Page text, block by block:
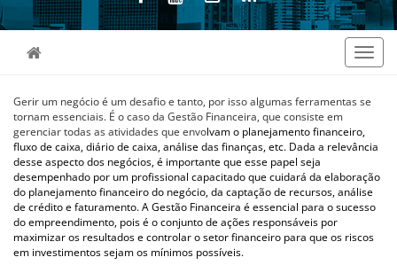
Gerir um negócio é um desafio e tanto, por isso algumas ferramentas se
tornam essenciais. É o caso da Gestão Financeira, que consiste em
gerenciar todas as atividades que envolvam o planejamento financeiro,
fluxo de caixa, diário de caixa, análise das finanças, etc. Dada a relevância
desse aspecto dos negócios, é importante que esse papel seja
desempenhado por um profissional capacitado que cuidará da elaboração
do planejamento financeiro do negócio, da captação de recursos, análise
de crédito e faturamento. A Gestão Financeira é essencial para o sucesso
do empreendimento, pois é o conjunto de ações responsáveis por
maximizar os resultados e controlar o setor financeiro para que os riscos
em investimentos sejam os mínimos possíveis.